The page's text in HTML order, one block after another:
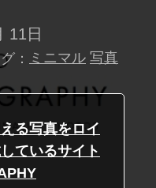
11日
： ミニマル 写真
る写真をロイ
ているサイト